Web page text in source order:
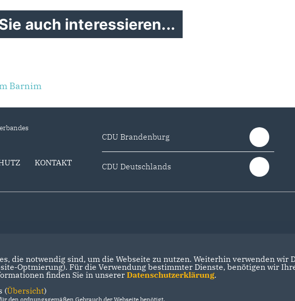
auch interessieren...
Barnim
KONTAKT
CDU Brandenburg
CDU Deutschlands
die notwendig sind, um die Webseite zu nutzen. Weiterhin verwenden
Optmierung). Für die Verwendung bestimmter Dienste, benötigen wir
finden Sie in unserer Datenschutzerklärung.
(Übersicht)
den ordnungsgemäßen Gebrauch der Webseite benötigt.